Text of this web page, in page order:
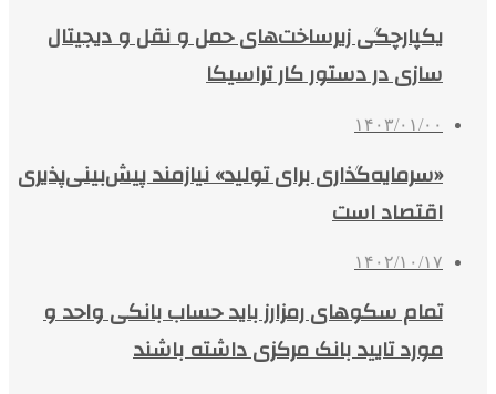
یکپارچگی زیرساخت‌های حمل و نقل و دیجیتال
سازی در دستور کار تراسیکا
۱۴۰۳/۰۱/۰۰
«سرمایه‌گذاری برای تولید» نیازمند پیش‌بینی‌پذیری
اقتصاد است
۱۴۰۲/۱۰/۱۷
تمام سکوهای رمزارز باید حساب بانکی واحد و
مورد تایید بانک مرکزی داشته باشند